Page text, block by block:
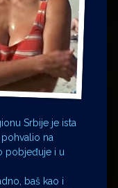
Srbije je ista
na
pobjeđuje i u
baš kao i